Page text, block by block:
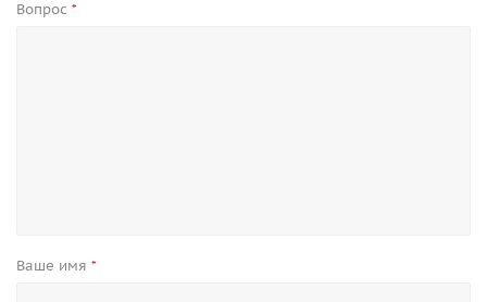
Вопрос *
Ваше имя *